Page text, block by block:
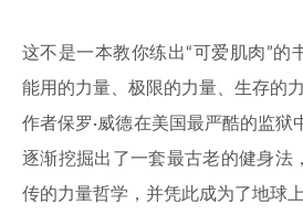
这不是一本教你练出“可爱肌肉”的
能用的力量、极限的力量、生存的力
作者保罗·威德在美国最严酷的监狱
逐渐挖掘出了一套最古老的健身法
传的力量哲学，并凭此成为了地球